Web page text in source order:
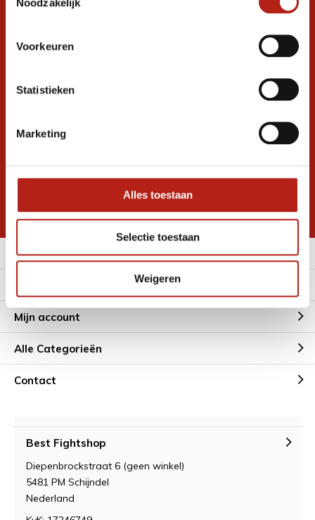
Voorkeuren
Statistieken
Marketing
Alles toestaan
Selectie toestaan
Weigeren
Snel antwoord op je vraag?
graag verder. 24/7
Ontvang de nieuwste aanbiedingen en
Inschrijven voor
* Lees hier de wettelijke beperkingen
Meer informatie
Mijn account
Alle Categorieën
Contact
Best Fightshop
Diepenbrockstraat 6 (geen winkel)
5481 PM Schijndel
Nederland